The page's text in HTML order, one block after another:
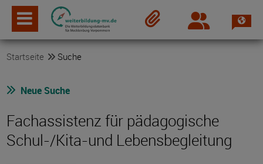
Login
Startseite Suche
Neue Suche
Fachassistenz für pädagogische
Schul-/Kita-und Lebensbegleitung